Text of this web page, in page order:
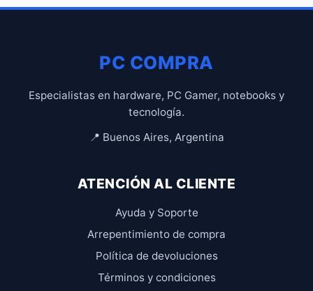
PC COMPRA
Especialistas en hardware, PC Gamer, notebooks y
tecnología.
📍 Buenos Aires, Argentina
ATENCIÓN AL CLIENTE
Ayuda y Soporte
Arrepentimiento de compra
Política de devoluciones
Términos y condiciones